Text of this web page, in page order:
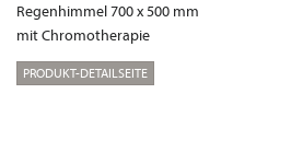
Regenhimmel 700 x 500 mm
mit Chromotherapie
PRODUKT-DETAILSEITE